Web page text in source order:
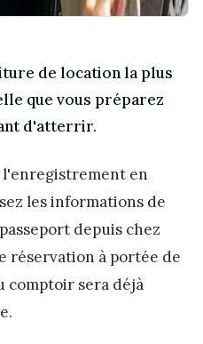
de location la plus
que vous préparez
d'atterrir.
l'enregistrement en
les informations de
depuis chez
réservation à portée de
comptoir sera déjà